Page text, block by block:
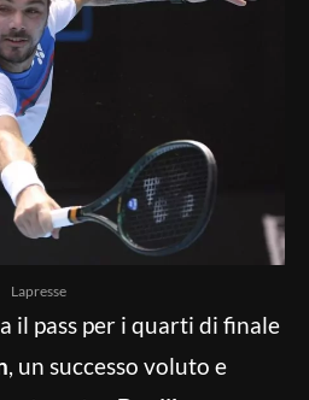
Lapresse
il pass per i quarti di finale
, un successo voluto e